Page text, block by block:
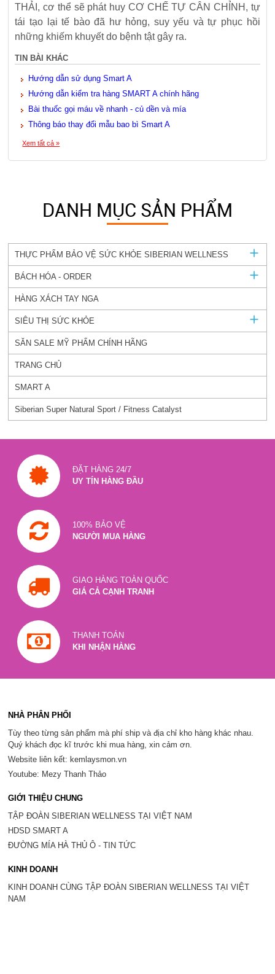
THẢI, cơ thể sẽ phát huy CƠ CHẾ TỰ CÂN CHỈNH, tự
tái tạo lại tế bào đã hư hỏng, suy yếu và tự phục hồi
những khiếm khuyết do bệnh tật gây ra.
TIN BÀI KHÁC
Hướng dẫn sử dụng Smart A
Hướng dẫn kiểm tra hàng SMART A chính hãng
Bài thuốc gọi máu về nhanh - củ dền và mía
Thông báo thay đổi mẫu bao bì Smart A
Xem tất cả »
DANH MỤC SẢN PHẨM
THỰC PHẨM BẢO VỆ SỨC KHỎE SIBERIAN WELLNESS
BÁCH HÓA - ORDER
HÀNG XÁCH TAY NGA
SIÊU THỊ SỨC KHỎE
SĂN SALE MỸ PHẨM CHÍNH HÃNG
TRANG CHỦ
SMART A
Siberian Super Natural Sport / Fitness Catalyst
ĐẶT HÀNG 24/7
UY TÍN HÀNG ĐẦU
100% BẢO VỆ
NGƯỜI MUA HÀNG
GIAO HÀNG TOÀN QUỐC
GIÁ CẢ CẠNH TRANH
THANH TOÁN
KHI NHẬN HÀNG
NHÀ PHÂN PHỐI
Tùy theo từng sản phẩm mà phí ship và địa chỉ kho hàng khác nhau.
Quý khách đọc kĩ trước khi mua hàng, xin cảm ơn.
Website liên kết: kemlaysmon.vn
Youtube: Mezy Thanh Thảo
GIỚI THIỆU CHUNG
TẬP ĐOÀN SIBERIAN WELLNESS TẠI VIỆT NAM
HDSD SMART A
ĐƯỜNG MÍA HÀ THỦ Ô - TIN TỨC
KINH DOANH
KINH DOANH CÙNG TẬP ĐOÀN SIBERIAN WELLNESS TẠI VIỆT
NAM